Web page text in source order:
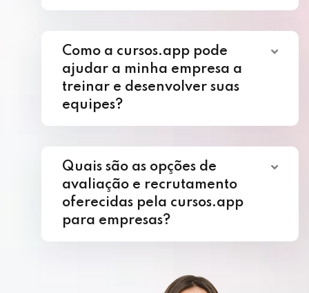
Como a cursos.app pode
ajudar a minha empresa a
treinar e desenvolver suas
equipes?
Quais são as opções de
avaliação e recrutamento
oferecidas pela cursos.app
para empresas?